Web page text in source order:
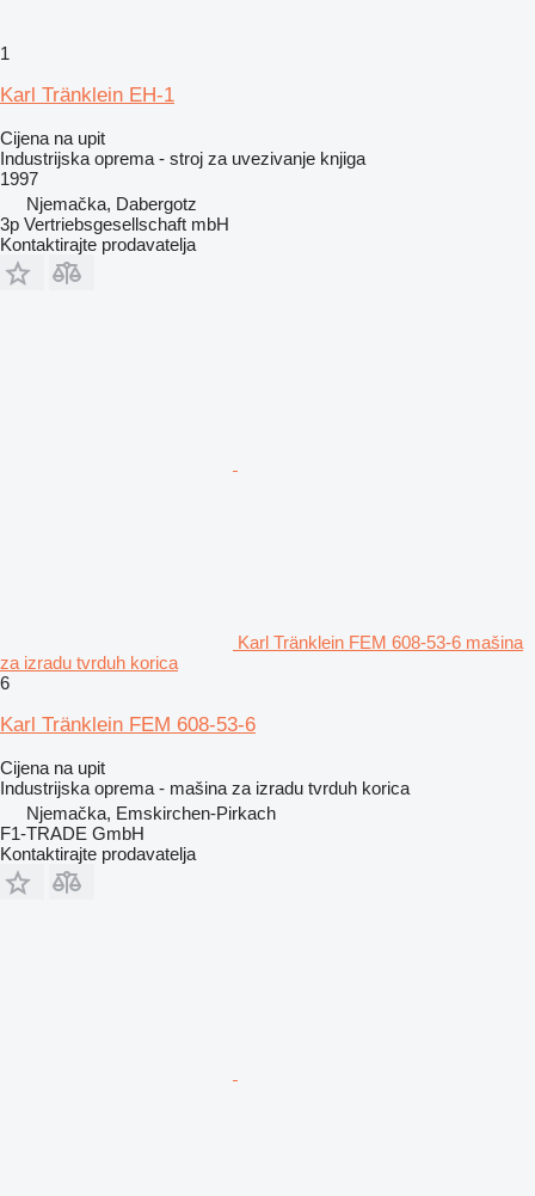
1
Karl Tränklein EH-1
Cijena na upit
Industrijska oprema - stroj za uvezivanje knjiga
1997
Njemačka, Dabergotz
3p Vertriebsgesellschaft mbH
Kontaktirajte prodavatelja
Karl Tränklein FEM 608-53-6 mašina
za izradu tvrduh korica
6
Karl Tränklein FEM 608-53-6
Cijena na upit
Industrijska oprema - mašina za izradu tvrduh korica
Njemačka, Emskirchen-Pirkach
F1-TRADE GmbH
Kontaktirajte prodavatelja